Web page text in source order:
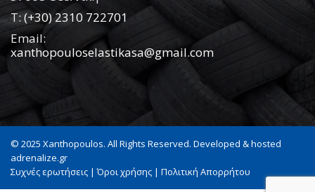
Τ:(+30) 2310 722701
Email:
xanthopouloselastikasa@gmail.com
© 2025 Xanthopoulos. All Rights Reserved. Developed & hosted
adrenalize.gr
Συχνές ερωτήσεις |Όροι χρήσης | Πολιτική Απορρήτου